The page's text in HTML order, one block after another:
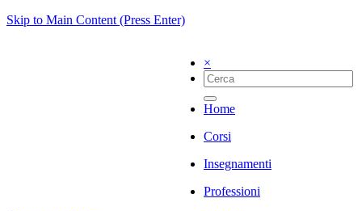
Skip to Main Content (Press Enter)
×
Home
Corsi
Insegnamenti
Professioni